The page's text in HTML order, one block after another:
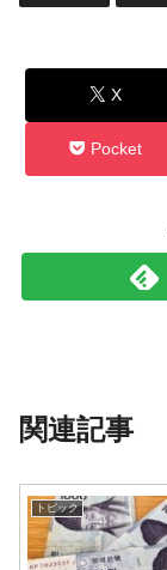
X
Pocket
関連記事
トピック